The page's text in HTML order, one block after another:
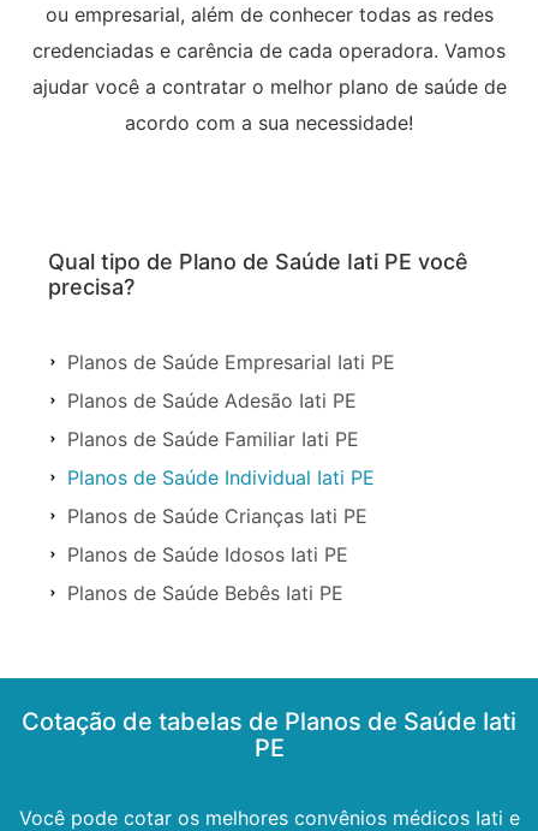
ou empresarial, além de conhecer todas as redes
credenciadas e carência de cada operadora. Vamos
ajudar você a contratar o melhor plano de saúde de
acordo com a sua necessidade!
Qual tipo de Plano de Saúde Iati PE você
precisa?
Planos de Saúde Empresarial Iati PE
Planos de Saúde Adesão Iati PE
Planos de Saúde Familiar Iati PE
Planos de Saúde Individual Iati PE
Planos de Saúde Crianças Iati PE
Planos de Saúde Idosos Iati PE
Planos de Saúde Bebês Iati PE
Cotação de tabelas de Planos de Saúde Iati
PE
Você pode cotar os melhores convênios médicos Iati e